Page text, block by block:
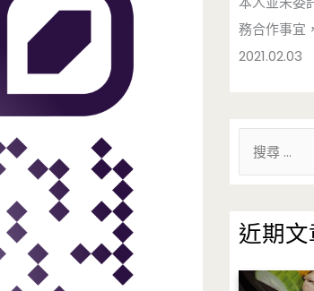
務合作事宜
2021.02.03
鍵
字
:
近期文